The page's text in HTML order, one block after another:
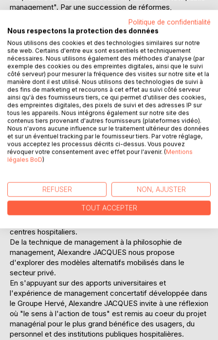
management". Par une succession de réformes,
l'ensemble des acteurs du secteur sanitaire et médico-
social public ont dû s'approprier les outils et les approches
managériales de ce courant de pensée.
Promu par une gestion des finances publiques rénovée, le
dialogue de gestion est au coeur du triangle de
Performance (efficience, efficacité et budgétisation). Mais
qu'en est-il vraiment pour les professionnels et les
managers de ce secteur où valeurs humanistes et culture
du résultat s'entrechoquent ? Est-ce que le dialogue de
gestion tel qu'il est pensé actuellement permet encore de
favoriser la performance organisationnelle recherchée par
les dirigeants sanitaires et médico-sociaux ? Dans quelle
mesure contribue-t-il au dialogue social dans ces
établissements où "l'on ne gère pas des petits pois mais
de l'humain" ? Quelle relation existe-t-il entre dialogue de
les agents de la Fonction publique hospitalière ?
C'est à partir de ces questions qu'Alexandre JACQUES
développe en plusieurs parties la réflexion "Du dialogue de
gestion au projet managérial". La première partie se nourrit
centres hospitaliers.
De la technique de management à la philosophie de
management, Alexandre JACQUES nous propose
d'explorer des modèles alternatifs mobilisés dans le
secteur privé.
En s'appuyant sur des apports universitaires et
l'expérience de management concertatif développée dans
le Groupe Hervé, Alexandre JACQUES invite à une réflexion
où "le sens à l'action de tous" est remis au coeur du projet
managérial pour le plus grand bénéfice des usagers, du
personnel et des institutions publiques hospitalières.
Politique de confidentialité
Nous respectons la protection des données
Nous utilisons des cookies et des technologies similaires sur notre
site web. Certains d'entre eux sont essentiels et techniquement
nécessaires. Nous utilisons également des méthodes d'analyse (par
exemple des cookies ou des empreintes digitales, ainsi que le suivi
côté serveur) pour mesurer la fréquence des visites sur notre site et la
manière dont il est utilisé. Nous utilisons des technologies de suivi à
des fins de marketing et recourons à cet effet au suivi côté serveur
ainsi qu'à des fournisseurs tiers, ce qui permet d'utiliser des cookies,
des empreintes digitales, des pixels de suivi et des adresses IP sur
tous les appareils. Nous intégrons également sur notre site des
contenus tiers provenant d'autres fournisseurs (plateformes vidéo).
Nous n'avons aucune influence sur le traitement ultérieur des données
et sur un éventuel tracking par le fournisseur tiers. Par votre réglage,
vous acceptez les processus décrits ci-dessus. Vous pouvez
révoquer votre consentement avec effet pour l'avenir. (Mentions
légales BoD)
REFUSER NON, AJUSTER
TOUT ACCEPTER